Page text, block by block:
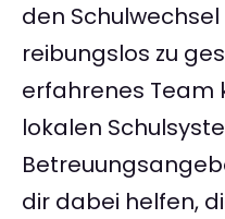
den
reibungslos zu
erfahrenes Team
lokalen
dir dabei helfen,